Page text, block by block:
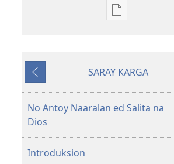
Opsyon
na
Balon
Mundo
Ompawil
SARAY KARGA
No Antoy Naaralan ed Salita na
Dios
Introduksion